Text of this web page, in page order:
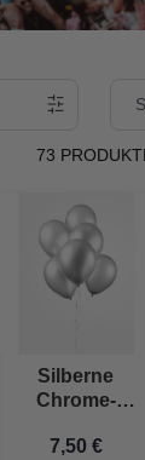
73
Silberne
Chrome-
30 cm
7,50 €